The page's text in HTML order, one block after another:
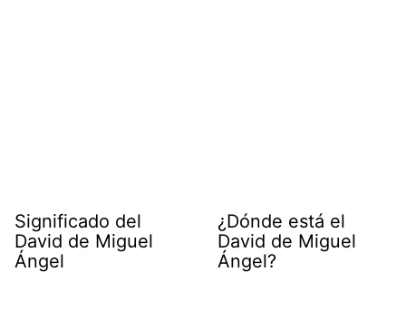
Significado del
David de Miguel
Ángel
¿Dónde está el
David de Miguel
Ángel?